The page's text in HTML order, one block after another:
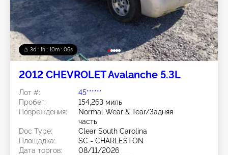
3d : 1h : 10m : 03s
2012 CHEVROLET Avalanche 5.3L
Лот #:
45******
Пробег:
154,263 миль
Повреждения:
Normal Wear & Tear/Задняя
часть
Doc Type:
Clear South Carolina
Площадка:
SC - CHARLESTON
Дата торгов:
08/11/2026